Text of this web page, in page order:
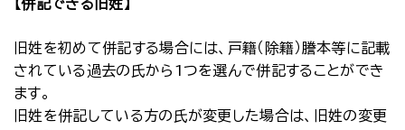
【併記できる旧姓】
旧姓を初めて併記する場合には、戸籍（除籍）謄本等に記載
されている過去の氏から1つを選んで併記することができ
ます。
旧姓を併記している方の氏が変更した場合は、旧姓の変更